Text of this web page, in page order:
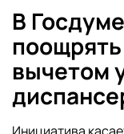
В
вычетом